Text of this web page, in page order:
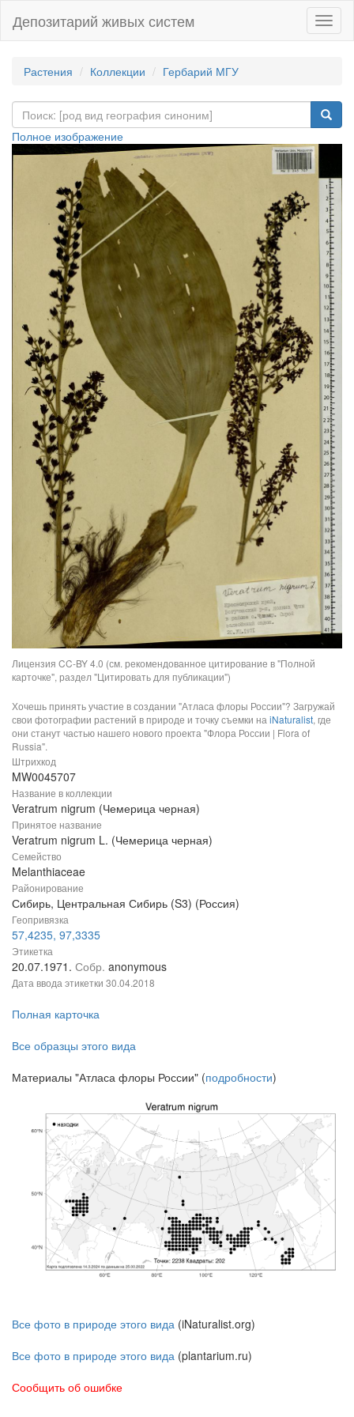
Депозитарий живых систем
Растения Коллекции Гербарий МГУ
Полное изображение
Лицензия CC-BY 4.0 (см. рекомендованное цитирование в "Полной
карточке", раздел "Цитировать для публикации")
Хочешь принять участие в создании "Атласа флоры России"? Загружай
свои фотографии растений в природе и точку съемки наiNaturalist, где
они станут частью нашего нового проекта "Флора России | Flora of
Russia".
Штрихкод
MW0045707
Название в коллекции
Veratrum nigrum (Чемерица черная)
Принятое название
Veratrum nigrum L. (Чемерица черная)
Семейство
Melanthiaceae
Районирование
Сибирь, Центральная Сибирь (S3) (Россия)
Геопривязка
57,4235, 97,3335
Этикетка
20.07.1971. Собр. anonymous
Дата ввода этикетки 30.04.2018
Полная карточка
Все образцы этого вида
Материалы "Атласа флоры России" (подробности)
Все фото в природе этого вида (iNaturalist.org)
Все фото в природе этого вида (plantarium.ru)
Сообщить об ошибке